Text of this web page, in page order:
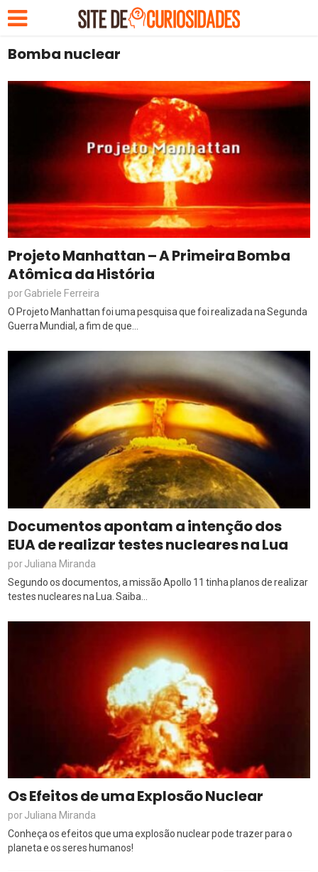
Bomba nuclear
Projeto Manhattan – A Primeira Bomba
Atômica da História
porGabriele Ferreira
O Projeto Manhattan foi uma pesquisa que foi realizada na Segunda
Guerra Mundial, a fim de que...
Documentos apontam a intenção dos
EUA de realizar testes nucleares na Lua
porJuliana Miranda
Segundo os documentos, a missão Apollo 11 tinha planos de realizar
testes nucleares na Lua. Saiba...
Os Efeitos de uma Explosão Nuclear
porJuliana Miranda
Conheça os efeitos que uma explosão nuclear pode trazer para o
planeta e os seres humanos!